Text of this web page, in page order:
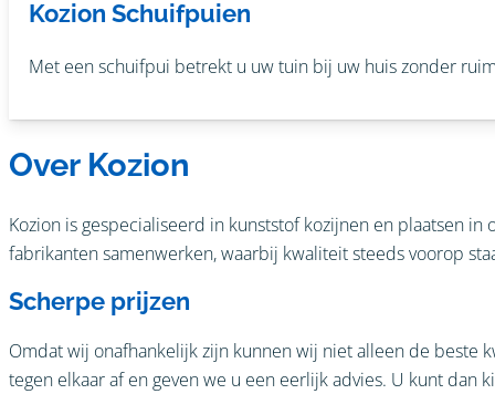
Kozion Schuifpuien
Met een schuifpui betrekt u uw tuin bij uw huis zonder
Over Kozion
Kozion is gespecialiseerd in kunststof kozijnen en plaatsen
fabrikanten samenwerken, waarbij kwaliteit steeds voorop
Scherpe prijzen
Omdat wij onafhankelijk zijn kunnen wij niet alleen de beste
tegen elkaar af en geven we u een eerlijk advies. U kunt